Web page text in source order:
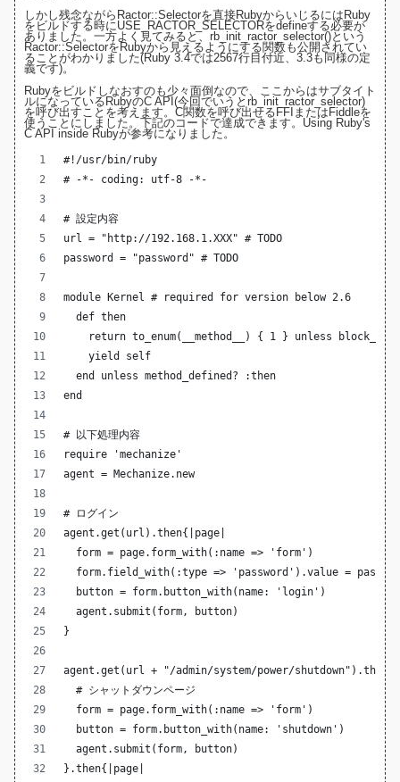
しかし残念ながらRactor::Selectorを直接RubyからいじるにはRuby
をビルドする時にUSE_RACTOR_SELECTORをdefineする必要が
ありました。一方よく見てみると、rb_init_ractor_selector()という
Ractor::SelectorをRubyから見えるようにする関数も公開されてい
ることがわかりました(Ruby 3.4では2567行目付近 、3.3も同様の定
義です)。
Rubyをビルドしなおすのも少々面倒なので、ここからはサブタイト
ルになっているRubyのC API(今回でいうとrb_init_ractor_selector)
を呼び出すことを考えます。C関数を呼び出せるFFIまたはFiddleを
使うことにしました。下記のコードで達成できます。 Using Ruby's
C API inside Rubyが参考になりました。
#!/usr/bin/ruby
# -*- coding: utf-8 -*-
# 設定内容
url = "http://192.168.1.XXX" # TODO
password = "password" # TODO
module Kernel # required for version below 2.6
  def then
return to_enum(__method__) { 1 } unless
    yield self
  end unless method_defined? :then
end
# 以下処理内容
require 'mechanize'
agent = Mechanize.new
# ログイン
agent.get(url).then{|page|
  form = page.form_with(:name => 'form')
form.field_with(:type => 'password').value =
  button = form.button_with(name: 'login')
  agent.submit(form, button)
}
agent.get(url + "/admin/system/power/
  # シャットダウンページ
  form = page.form_with(:name => 'form')
  button = form.button_with(name: 'shutdown')
  agent.submit(form, button)
}.then{|page|